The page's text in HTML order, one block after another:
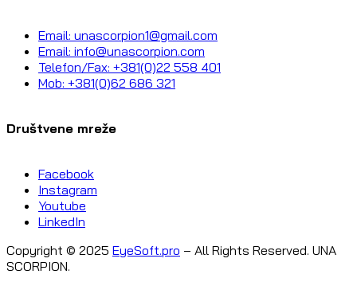
Email: unascorpion1@gmail.com
Email: info@unascorpion.com
Telefon/Fax: +381(0)22 558 401
Mob: +381(0)62 686 321
Društvene mreže
Facebook
Instagram
Youtube
LinkedIn
Copyright © 2025 EyeSoft.pro – All Rights Reserved. UNA
SCORPION.